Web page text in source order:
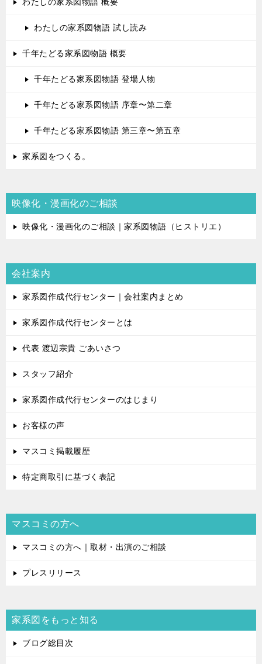
わたしの家系図物語 概要
わたしの家系図物語 試し読み
千年たどる家系図物語 概要
千年たどる家系図物語 登場人物
千年たどる家系図物語 序章〜第二章
千年たどる家系図物語 第三章〜第五章
家系図をつくる。
映像化・漫画化のご相談
映像化・漫画化のご相談｜家系図物語（ヒストリエ）
会社案内
家系図作成代行センター｜会社案内まとめ
家系図作成代行センターとは
代表 渡辺宗貴 ごあいさつ
スタッフ紹介
家系図作成代行センターのはじまり
お客様の声
マスコミ掲載履歴
特定商取引に基づく表記
マスコミの方へ
マスコミの方へ｜取材・出演のご相談
プレスリリース
家系図をもっと知る
ブログ総目次